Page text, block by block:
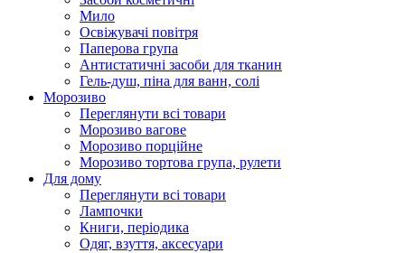
Мило
Освіжувачі повітря
Паперова група
Антистатичні засоби для тканин
Гель-душ, піна для ванн, солі
Морозиво
Переглянути всі товари
Морозиво вагове
Морозиво порційне
Морозиво тортова група, рулети
Для дому
Переглянути всі товари
Лампочки
Книги, періодика
Одяг, взуття, аксесуари